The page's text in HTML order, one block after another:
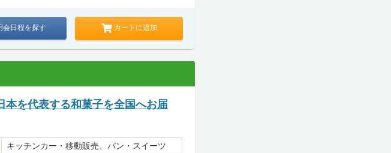
会日程を探す カートに追加
本を代表する和菓子を全国へお届
キッチンカー・移動販売、パン・スイーツ